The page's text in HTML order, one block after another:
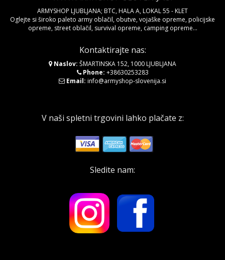
ARMYSHOP LJUBLJANA; BTC, HALA A, LOKAL 55 - KLET
Oglejte si široko paleto army oblačil, obutve, vojaške opreme, policijske
opreme, street oblačil, survival opreme, camping opreme...
Kontaktirajte nas:
Naslov: ŠMARTINSKA 152, 1000 LJUBLJANA
Phone: +38630253283
Email: info@armyshop-slovenija.si
V naši spletni trgovini lahko plačate z:
Sledite nam: